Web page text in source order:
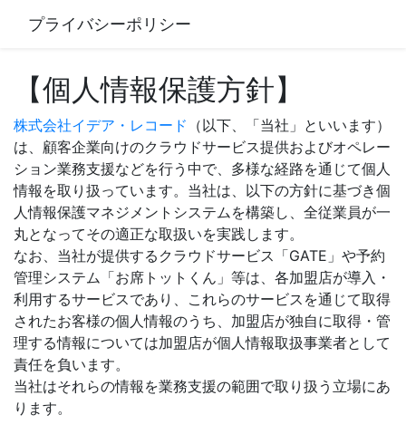
プライバシーポリシー
【個人情報保護方針】
株式会社イデア・レコード （以下、「当社」といいます）
は、顧客企業向けのクラウドサービス提供およびオペレー
ション業務支援などを行う中で、多様な経路を通じて個人
情報を取り扱っています。当社は、以下の方針に基づき個
人情報保護マネジメントシステムを構築し、全従業員が一
丸となってその適正な取扱いを実践します。
なお、当社が提供するクラウドサービス「GATE」や予約
管理システム「お席トットくん」等は、各加盟店が導入・
利用するサービスであり、これらのサービスを通じて取得
されたお客様の個人情報のうち、加盟店が独自に取得・管
理する情報については加盟店が個人情報取扱事業者として
責任を負います。
当社はそれらの情報を業務支援の範囲で取り扱う立場にあ
ります。